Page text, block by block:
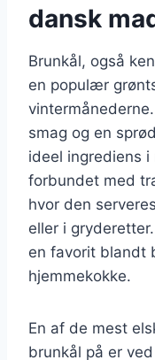
dansk
Brunkål, også
en populær
smag og en
ideel ingrediens
forbundet med
hvor den
eller i
en favorit blandt
hjemmekokke.
En af de mest
brunkål på er